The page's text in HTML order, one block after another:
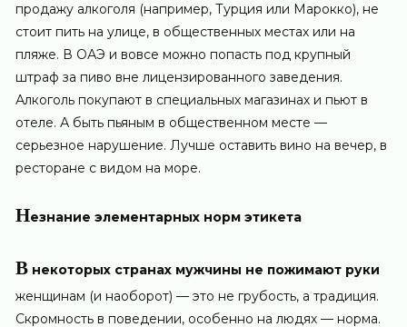
продажу алкоголя (например, Турция или Марокко), не
стоит пить на улице, в общественных местах или на
пляже. В ОАЭ и вовсе можно попасть под крупный
штраф за пиво вне лицензированного заведения.
Алкоголь покупают в специальных магазинах и пьют в
отеле. А быть пьяным в общественном месте —
серьезное нарушение. Лучше оставить вино на вечер, в
ресторане с видом на море.
Незнание элементарных норм этикета
В некоторых странах мужчины не пожимают руки
женщинам (и наоборот) — это не грубость, а традиция.
Скромность в поведении, особенно на людях — норма.